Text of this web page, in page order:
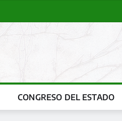
CONGRESO DEL ESTADO